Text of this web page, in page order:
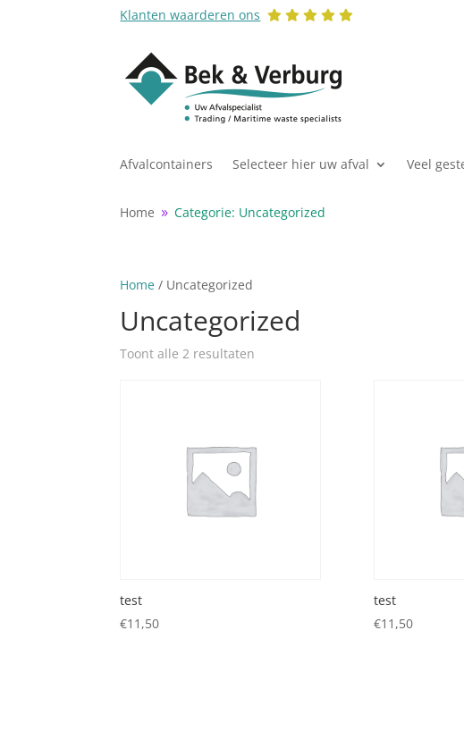
Klanten waarderen ons :
Afvalcontainers Selecteer hier uw afval Veel
Home 9 Categorie: Uncategorized
Home / Uncategorized
Uncategorized
Toont alle 2 resultaten
test
€11,50
test
€11,50